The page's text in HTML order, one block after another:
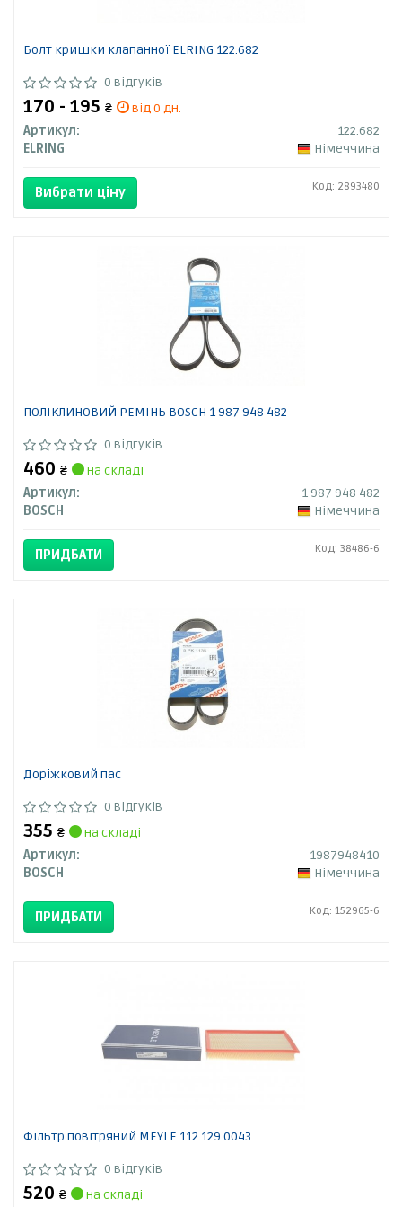
Болт кришки клапанної ELRING 122.682
0 відгуків
170 - 195 ₴
від 0 дн.
Артикул:
122.682
ELRING
Німеччина
Вибрати ціну Код: 2893480
ПОЛІКЛИНОВИЙ РЕМІНЬ BOSCH 1 987 948 482
0 відгуків
460 ₴
на складі
Артикул:
1 987 948 482
BOSCH
Німеччина
ПРИДБАТИ Код: 38486-6
Доріжковий пас
0 відгуків
355 ₴
на складі
Артикул:
1987948410
BOSCH
Німеччина
ПРИДБАТИ Код: 152965-6
Фільтр повітряний MEYLE 112 129 0043
0 відгуків
520 ₴ на складі